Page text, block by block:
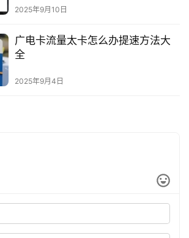
2025年9月10日
广电卡流量太卡怎么办提速方法大
全
2025年9月4日